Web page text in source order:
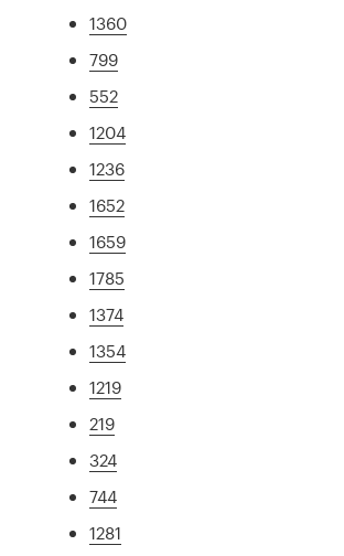
1360
799
552
1204
1236
1652
1659
1785
1374
1354
1219
219
324
744
1281